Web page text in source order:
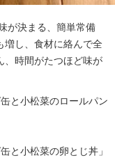
が決まる、簡単常備
増し、食材に絡んで全
、時間がたつほど味が
と小松菜のロールパン
と小松菜の卵とじ丼」